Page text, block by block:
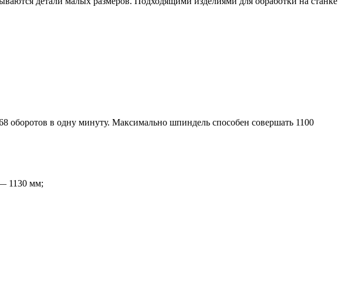
оборотов в одну минуту. Максимально шпиндель способен совершать 1100
1130 мм;